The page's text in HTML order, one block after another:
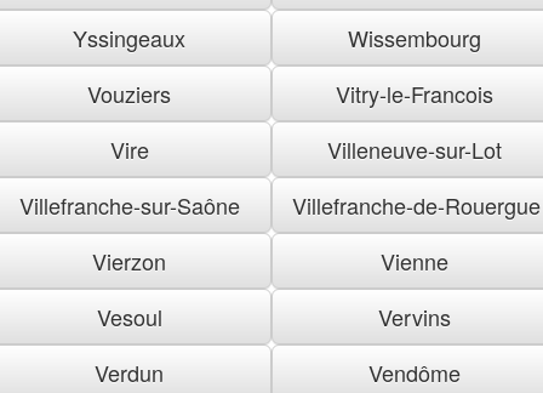
Yssingeaux
Wissembourg
Vouziers
Vitry-le-Francois
Vire
Villeneuve-sur-Lot
Villefranche-sur-Saône
Villefranche-de-Rouergue
Vierzon
Vienne
Vesoul
Vervins
Verdun
Vendôme